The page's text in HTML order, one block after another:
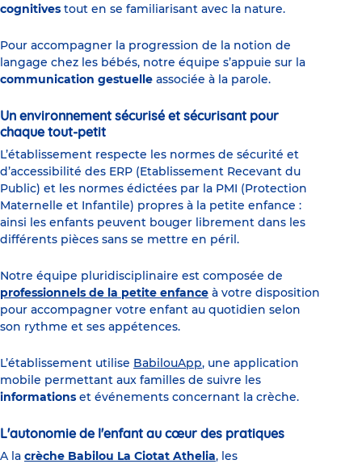
cognitives tout en se familiarisant avec la nature.
Pour accompagner la progression de la notion de
langage chez les bébés, notre équipe s’appuie sur la
communication gestuelle associée à la parole.
Un environnement sécurisé et sécurisant pour
chaque tout-petit
L’établissement respecte les normes de sécurité et
d’accessibilité des ERP (Etablissement Recevant du
Public) et les normes édictées par la PMI (Protection
Maternelle et Infantile) propres à la petite enfance :
ainsi les enfants peuvent bouger librement dans les
différents pièces sans se mettre en péril.
Notre équipe pluridisciplinaire est composée de
professionnels de la petite enfance à votre disposition
pour accompagner votre enfant au quotidien selon
son rythme et ses appétences.
L’établissement utilise BabilouApp, une application
mobile permettant aux familles de suivre les
informations et événements concernant la crèche.
L'autonomie de l'enfant au cœur des pratiques
A la crèche Babilou La Ciotat Athelia, les